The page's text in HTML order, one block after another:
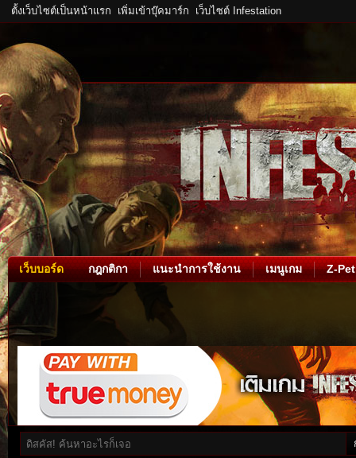
ตั้งเว็บไซต์เป็นหน้าแรก เพิ่มเข้าบุ๊คมาร์ก เว็บไซต์ Infestation
เว็บบอร์ด กฎกติกา แนะนำการใช้งาน เมนูเกม Z-Pet